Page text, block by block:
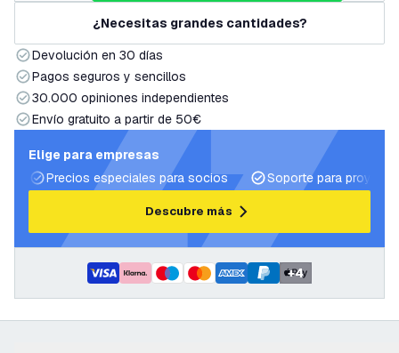
¿Necesitas grandes cantidades?
Devolución en 30 días
Pagos seguros y sencillos
30.000 opiniones independientes
Envío gratuito a partir de 50€
Elige para empresas
Precios especiales para socios
Soporte para
Descubre más
+4